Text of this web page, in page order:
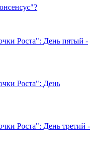
Роста": День пятый -
Роста": День
Роста": День третий -